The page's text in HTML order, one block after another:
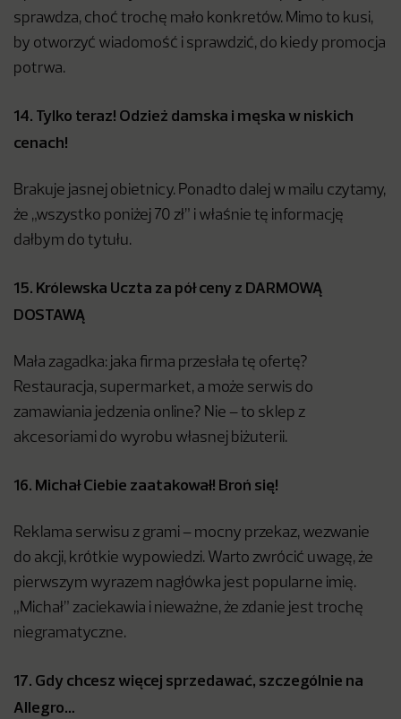
sprawdza, choć trochę mało konkretów. Mimo to kusi,
by otworzyć wiadomość i sprawdzić, do kiedy promocja
potrwa.
14. Tylko teraz! Odzież damska i męska w niskich
cenach!
Brakuje jasnej obietnicy. Ponadto dalej w mailu czytamy,
że „wszystko poniżej 70 zł” i właśnie tę informację
dałbym do tytułu.
15. Królewska Uczta za pół ceny z DARMOWĄ
DOSTAWĄ
Mała zagadka: jaka firma przesłała tę ofertę?
Restauracja, supermarket, a może serwis do
zamawiania jedzenia online? Nie – to sklep z
akcesoriami do wyrobu własnej biżuterii.
16. Michał Ciebie zaatakował! Broń się!
Reklama serwisu z grami – mocny przekaz, wezwanie
do akcji, krótkie wypowiedzi. Warto zwrócić uwagę, że
pierwszym wyrazem nagłówka jest popularne imię.
„Michał” zaciekawia i nieważne, że zdanie jest trochę
niegramatyczne.
17. Gdy chcesz więcej sprzedawać, szczególnie na
Allegro…